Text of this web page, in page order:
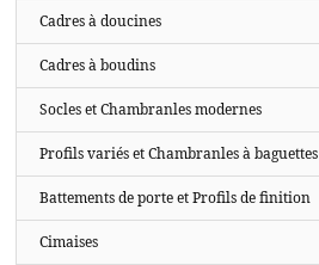
Cadres à doucines
Cadres à boudins
Socles et Chambranles modernes
Profils variés et Chambranles à baguettes
Battements de porte et Profils de finition
Cimaises